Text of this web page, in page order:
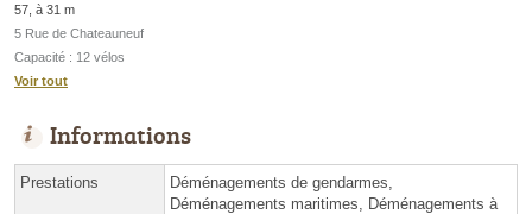
57, à 31 m
5 Rue de Chateauneuf
Capacité : 12 vélos
Voir tout
Informations
Prestations
Déménagements de gendarmes,
Déménagements maritimes, Déménagements à